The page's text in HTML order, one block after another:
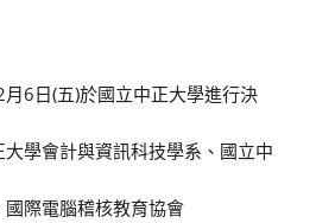
6日(五)於國立中正大學進行決
學會計與資訊科技學系、國立中
際電腦稽核教育協會